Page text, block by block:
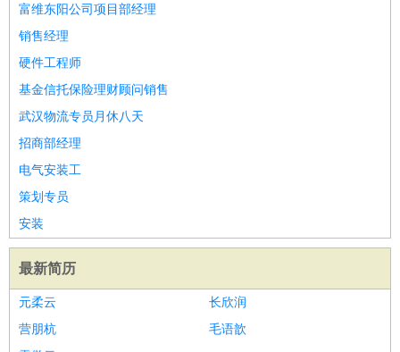
富维东阳公司项目部经理
销售经理
硬件工程师
基金信托保险理财顾问销售
武汉物流专员月休八天
招商部经理
电气安装工
策划专员
安装
最新简历
元柔云
长欣润
营朋杭
毛语歆